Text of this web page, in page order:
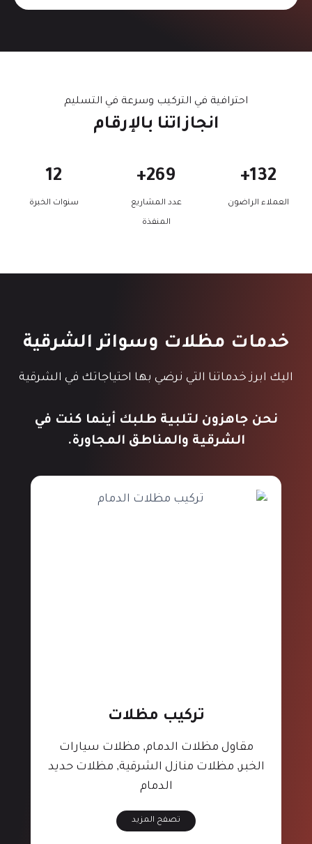
احترافية في التركيب وسرعة في التسليم
انجازاتنا بالإرقام
132+
العملاء الراضون
269+
عدد المشاريع
المنفذة
12
سنوات الخبرة
خدمات مظلات وسواتر الشرقية
اليك ابرز خدماتنا التي نرضي بها احتياجاتك في الشرقية
نحن جاهزون لتلبية طلبك أينما كنت في
الشرقية والمناطق المجاورة.
تركيب مظلات
مقاول مظلات الدمام, مظلات سيارات
الخبر, مظلات منازل الشرقية, مظلات حديد
الدمام
تصفح المزيد